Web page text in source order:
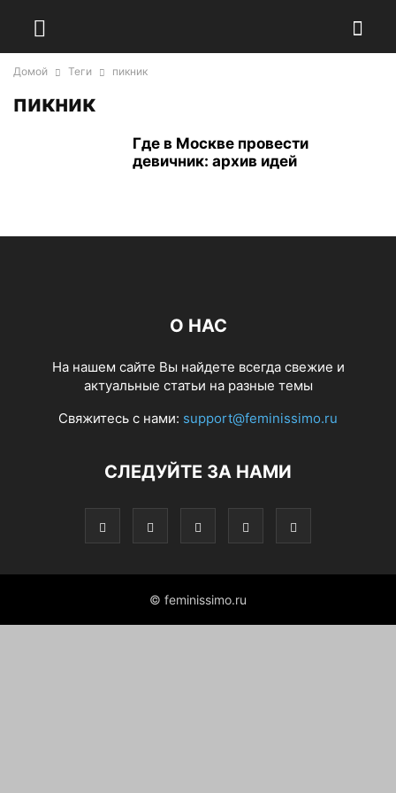
Домой Теги пикник
пикник
Где в Москве провести
девичник: архив идей
О НАС
На нашем сайте Вы найдете всегда свежие и
актуальные статьи на разные темы
Свяжитесь с нами: support@feminissimo.ru
СЛЕДУЙТЕ ЗА НАМИ
© feminissimo.ru